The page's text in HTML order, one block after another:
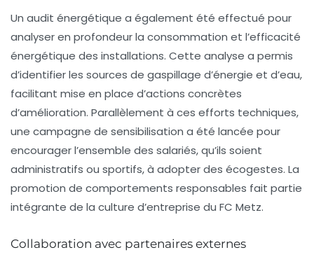
Un audit énergétique a également été effectué pour
analyser en profondeur la consommation et l’efficacité
énergétique des installations. Cette analyse a permis
d’identifier les sources de gaspillage d’énergie et d’eau,
facilitant mise en place d’actions concrètes
d’amélioration. Parallèlement à ces efforts techniques,
une campagne de sensibilisation a été lancée pour
encourager l’ensemble des salariés, qu’ils soient
administratifs ou sportifs, à adopter des écogestes. La
promotion de comportements responsables fait partie
intégrante de la culture d’entreprise du FC Metz.
Collaboration avec partenaires externes